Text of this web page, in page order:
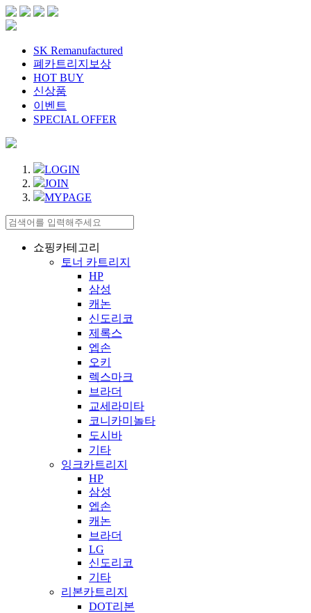
SK Remanufactured
폐카트리지보상
HOT BUY
신상품
이벤트
SPECIAL OFFER
LOGIN
JOIN
MYPAGE
쇼핑카테고리
토너 카트리지
HP
삼성
캐논
신도리코
제록스
엡손
오키
렉스마크
브라더
교세라미타
코니카미놀타
도시바
기타
잉크카트리지
HP
삼성
엡손
캐논
브라더
LG
신도리코
기타
리본카트리지
DOT리본